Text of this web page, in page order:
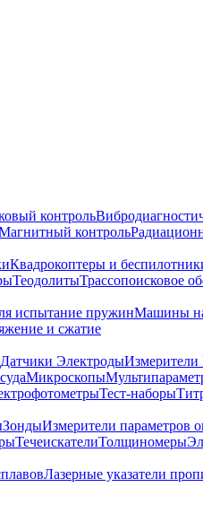
контроль
контроль
Квадрокоптеры и
ТеодолитыТрассопоисковое
испытание пружинМашины
и сжатие
Датчики ЭлектродыИзмерители
Микроскопы
Тест-наборы
ЗондыИзмерители параметров
ТечеискателиТолщиномеры
Лазерные указатели